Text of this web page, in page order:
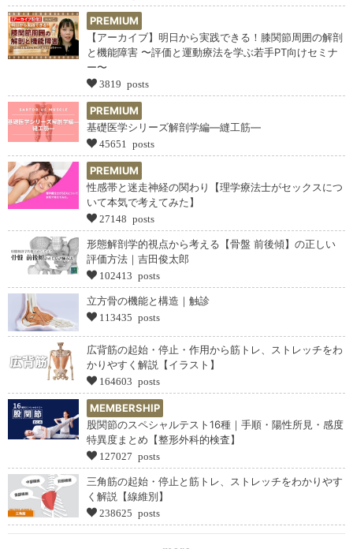
PREMIUM
【アーカイブ】明日から実践できる！膝関節周囲の解剖
と機能障害 〜評価と運動療法を学ぶ若手PT向けセミナ
ー〜
3819 posts
PREMIUM
基礎医学シリーズ解剖学編―縫工筋―
45651 posts
PREMIUM
性感帯と迷走神経の関わり【理学療法士がセックスにつ
いて本気で考えてみた】
27148 posts
形態解剖学的視点から考える【骨盤 前後傾】の正しい
評価方法｜吉田俊太郎
102413 posts
立方骨の機能と構造｜触診
113435 posts
広背筋の起始・停止・作用から筋トレ、ストレッチをわ
かりやすく解説【イラスト】
164603 posts
MEMBERSHIP
股関節のスペシャルテスト16種｜手順・陽性所見・感度
特異度まとめ【整形外科的検査】
127027 posts
三角筋の起始・停止と筋トレ、ストレッチをわかりやす
く解説【線維別】
238625 posts